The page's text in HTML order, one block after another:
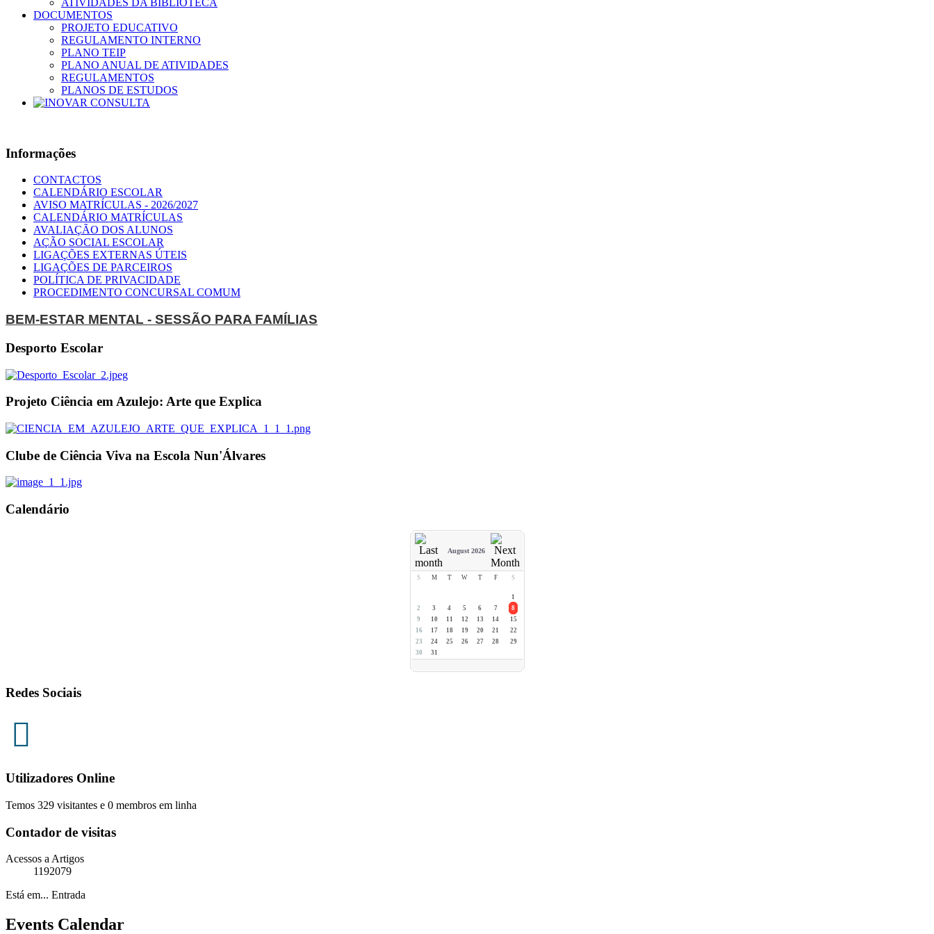
ATIVIDADES DA BIBLIOTECA
DOCUMENTOS
PROJETO EDUCATIVO
REGULAMENTO INTERNO
PLANO TEIP
PLANO ANUAL DE ATIVIDADES
REGULAMENTOS
PLANOS DE ESTUDOS
Informações
CONTACTOS
CALENDÁRIO ESCOLAR
AVISO MATRÍCULAS - 2026/2027
CALENDÁRIO MATRÍCULAS
AVALIAÇÃO DOS ALUNOS
AÇÃO SOCIAL ESCOLAR
LIGAÇÕES EXTERNAS ÚTEIS
LIGAÇÕES DE PARCEIROS
POLÍTICA DE PRIVACIDADE
PROCEDIMENTO CONCURSAL COMUM
BEM-ESTAR MENTAL - SESSÃO PARA FAMÍLIAS
Desporto Escolar
Projeto Ciência em Azulejo: Arte que Explica
Clube de Ciência Viva na Escola Nun'Álvares
Calendário
August 2026
S M T W T F S
1
2
3 4 5 6 7
8
9
10 11 12 13 14
15
16
17 18 19 20 21
22
23
24 25 26 27 28
29
30
31
Redes Sociais
Utilizadores Online
Temos 329 visitantes e 0 membros em linha
Contador de visitas
Acessos a Artigos
1192079
Está em... Entrada
Events Calendar